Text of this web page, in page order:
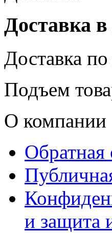
Доставка
Доставка
Подъем
О компании
Обратная
и защита